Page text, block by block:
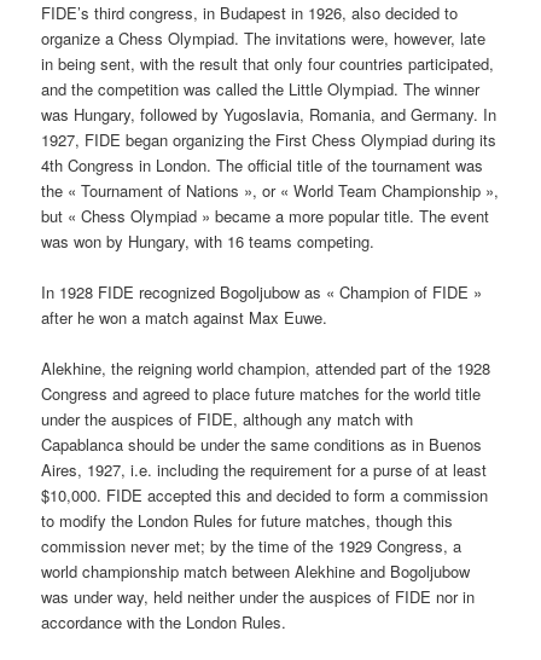
FIDE’s third congress, in Budapest in 1926, also decided to
organize a Chess Olympiad. The invitations were, however, late
in being sent, with the result that only four countries participated,
and the competition was called the Little Olympiad. The winner
was Hungary, followed by Yugoslavia, Romania, and Germany. In
1927, FIDE began organizing the First Chess Olympiad during its
4th Congress in London. The official title of the tournament was
the « Tournament of Nations », or « World Team Championship »,
but « Chess Olympiad » became a more popular title. The event
was won by Hungary, with 16 teams competing.
In 1928 FIDE recognized Bogoljubow as « Champion of FIDE »
after he won a match against Max Euwe.
Alekhine, the reigning world champion, attended part of the 1928
Congress and agreed to place future matches for the world title
under the auspices of FIDE, although any match with
Capablanca should be under the same conditions as in Buenos
Aires, 1927, i.e. including the requirement for a purse of at least
$10,000. FIDE accepted this and decided to form a commission
to modify the London Rules for future matches, though this
commission never met; by the time of the 1929 Congress, a
world championship match between Alekhine and Bogoljubow
was under way, held neither under the auspices of FIDE nor in
accordance with the London Rules.